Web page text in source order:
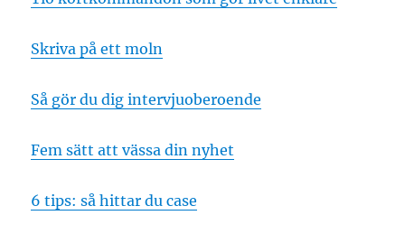
Skriva på ett moln
Så gör du dig intervjuoberoende
Fem sätt att vässa din nyhet
6 tips: så hittar du case